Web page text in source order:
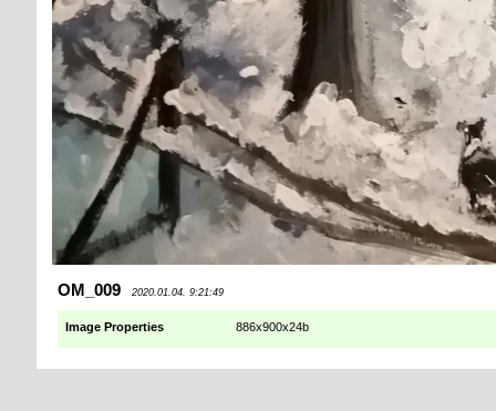
OM_009 2020.01.04. 9:21:49
Image Properties 886x900x24b